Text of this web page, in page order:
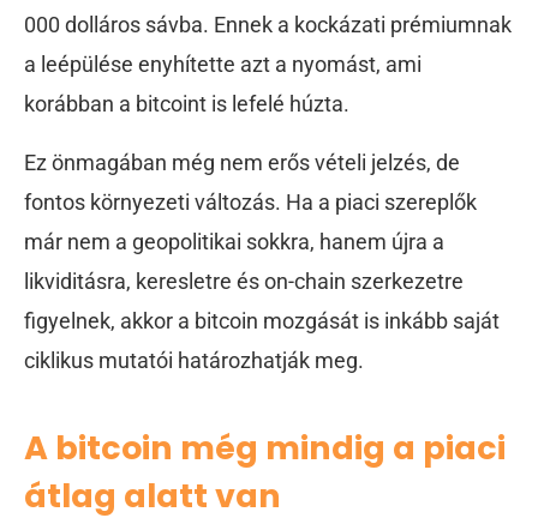
000 dolláros sávba. Ennek a kockázati prémiumnak
a leépülése enyhítette azt a nyomást, ami
korábban a bitcoint is lefelé húzta.
Ez önmagában még nem erős vételi jelzés, de
fontos környezeti változás. Ha a piaci szereplők
már nem a geopolitikai sokkra, hanem újra a
likviditásra, keresletre és on-chain szerkezetre
figyelnek, akkor a bitcoin mozgását is inkább saját
ciklikus mutatói határozhatják meg.
A bitcoin még mindig a piaci
átlag alatt van